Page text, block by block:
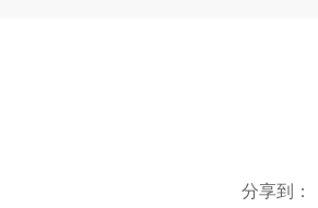
分享到：